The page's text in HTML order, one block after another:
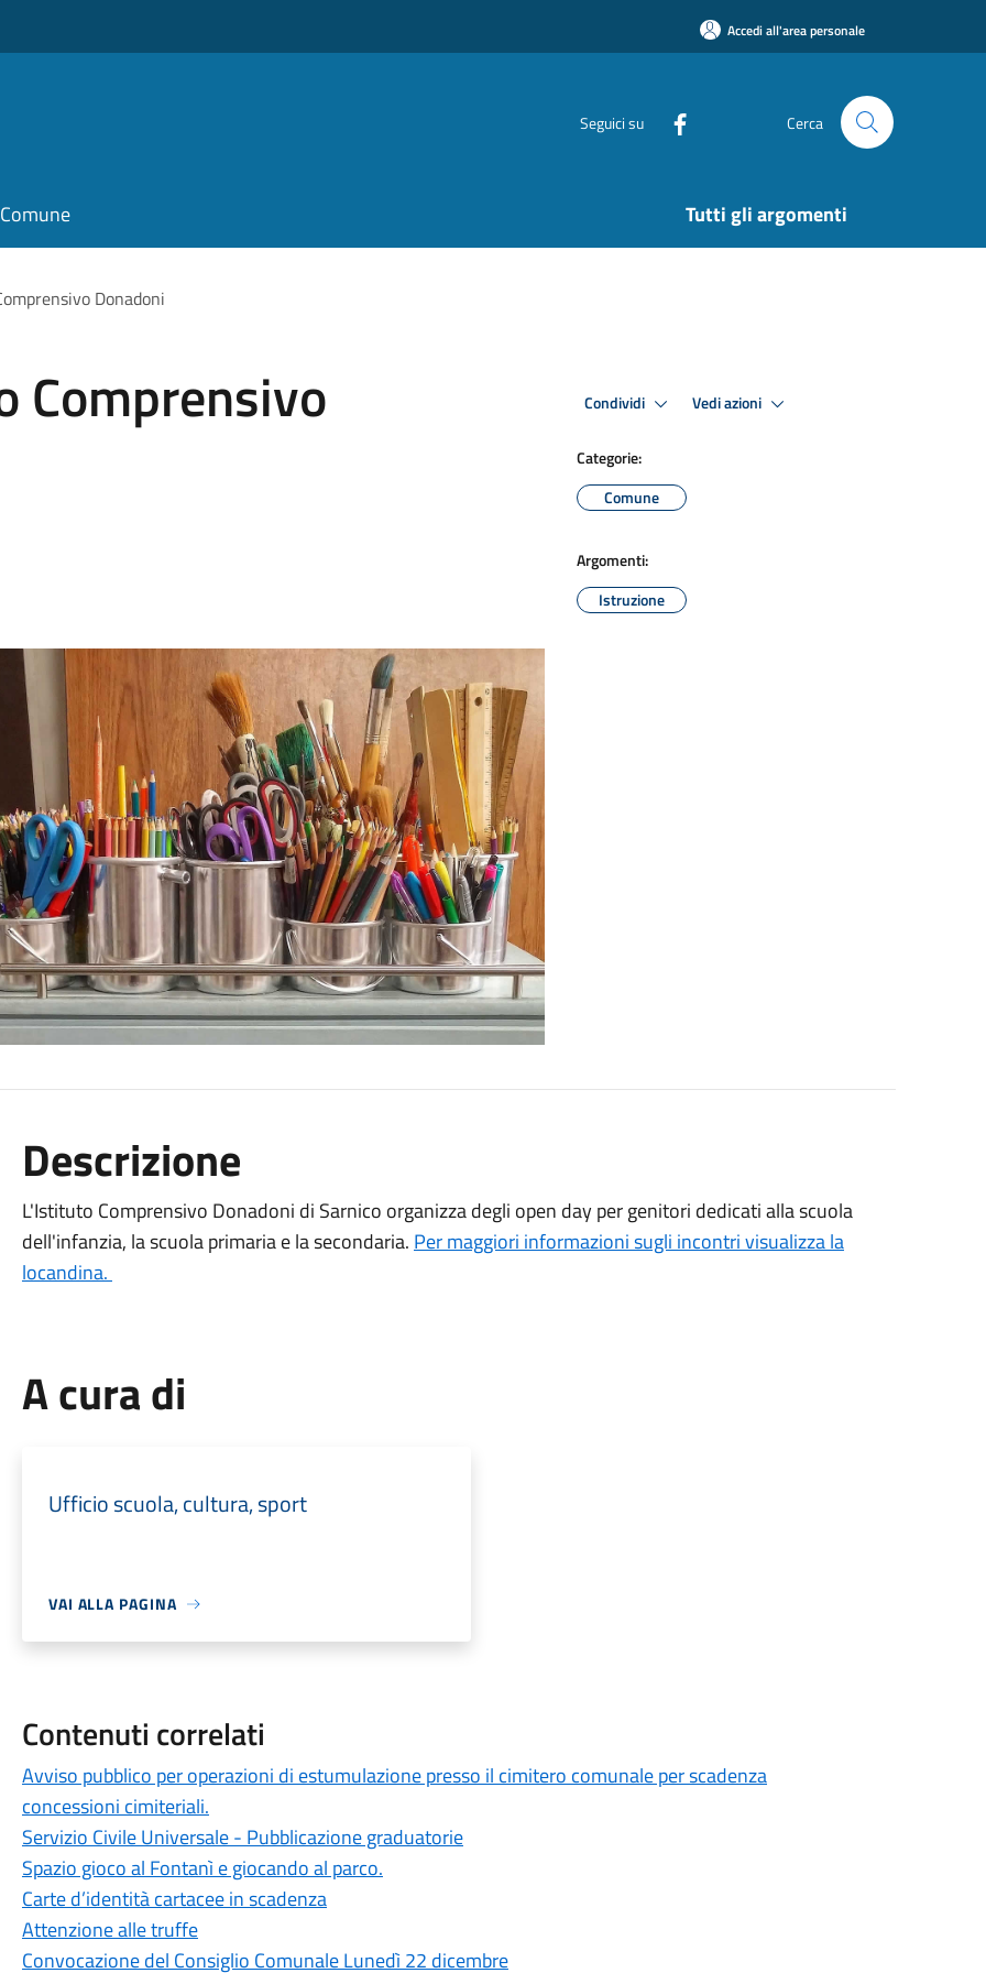
Accedi all'area personale
Seguici su Cerca
Tutti gli argomenti
Donadoni
Comprensivo Condividi Vedi azioni
Categorie:
Comune
Argomenti:
Istruzione
Descrizione
L'Istituto Comprensivo Donadoni di Sarnico organizza degli open day per genitori dedicati alla scuola
dell'infanzia, la scuola primaria e la secondaria. Per maggiori informazioni sugli incontri visualizza la
locandina.
A cura di
Ufficio scuola, cultura, sport
VAI ALLA PAGINA
Contenuti correlati
Avviso pubblico per operazioni di estumulazione presso il cimitero comunale per scadenza
concessioni cimiteriali.
Servizio Civile Universale - Pubblicazione graduatorie
Spazio gioco al Fontanì e giocando al parco.
Carte d’identità cartacee in scadenza
Attenzione alle truffe
Convocazione del Consiglio Comunale Lunedì 22 dicembre